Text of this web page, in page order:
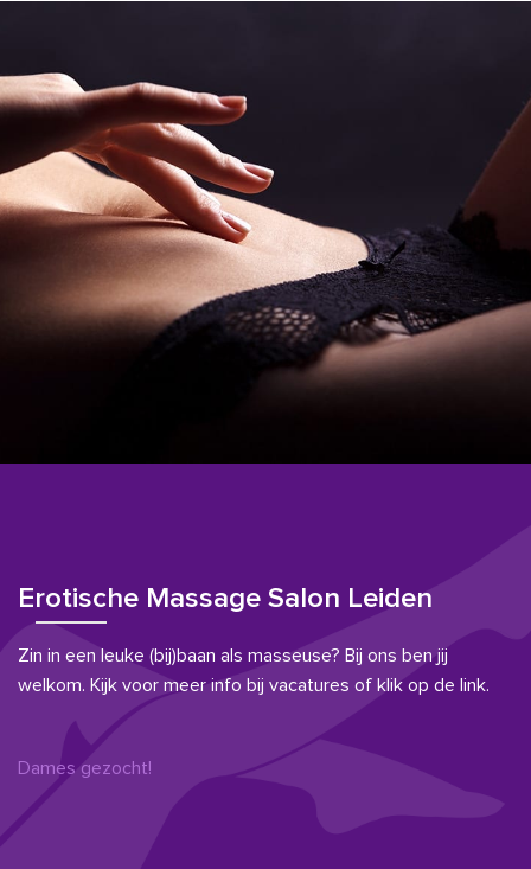
Erotische Massage Salon Leiden
Zin in een leuke (bij)baan als masseuse? Bij ons ben jij
welkom. Kijk voor meer info bij vacatures of klik op de link.
Dames gezocht!